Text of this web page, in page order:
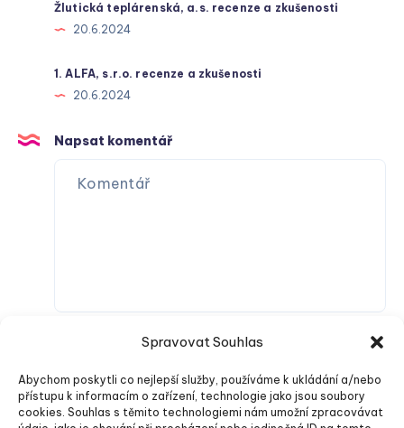
Spravovat Souhlas
Abychom poskytli co nejlepší služby, používáme k ukládání a/nebo
přístupu k informacím o zařízení, technologie jako jsou soubory
cookies. Souhlas s těmito technologiemi nám umožní zpracovávat
Žlutická teplárenská, a.s. recenze a zkušenosti
20.6.2024
1. ALFA, s.r.o. recenze a zkušenosti
20.6.2024
Napsat komentář